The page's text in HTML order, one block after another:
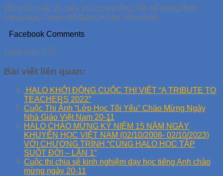
Mọi thắc mắc về cuộc thi xin vui lòng liên hệ trang Halo
Language Center để được hỗ trợ sớm nhất!
Facebook Comments
Lượt xem: 174
Bài viết liên quan:
HALO KHỞI ĐỘNG CUỘC THI VIẾT “A TRIBUTE TO
TEACHERS 2022”
Cuộc Thi Ảnh “Lớp Học Tôi Yêu” Chào Mừng Ngày
Nhà Giáo Việt Nam 20-11
HALO CHÀO MỪNG KỶ NIỆM 15 NĂM NGÀY
KHUYẾN HỌC VIỆT NAM (02/10/2008- 02/10/2023)
VỚI CHƯƠNG TRÌNH “CÙNG HALO HỌC TẬP
SUỐT ĐỜI – LẦN 1”
Cuộc thi chia sẻ kinh nghiệm dạy học tiếng Anh chào
mừng ngày 20-11